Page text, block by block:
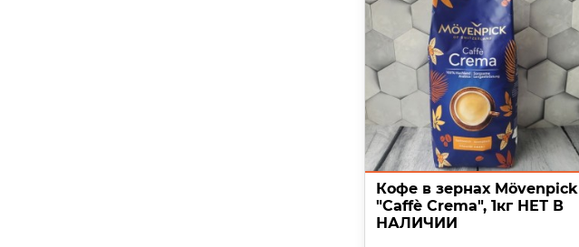
Кофе в зернах Mövenpick
"Caffè Crema", 1кг НЕТ В
НАЛИЧИИ